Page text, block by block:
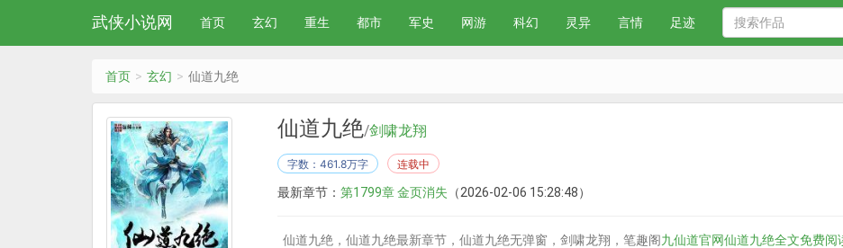
武侠小说网 首页 玄幻 重生 都市 军史 网游 科幻 灵异 言情 足迹
首页 玄幻 仙道九绝
仙道九绝/剑啸龙翔
字数：461.8万字 连载中
最新章节： 第1799章 金页消失 （2026-02-06 15:28:48）
仙道九绝，仙道九绝最新章节，仙道九绝无弹窗，剑啸龙翔，笔趣阁九仙道官网仙道九绝全文免费阅